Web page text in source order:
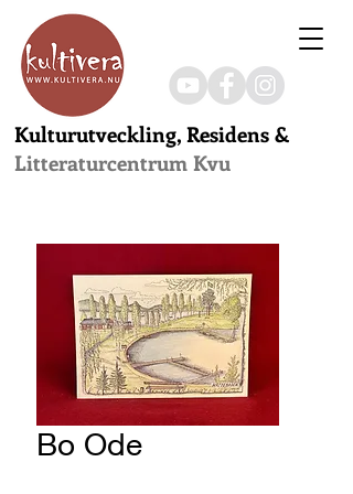
Kulturutveckling, Residens &
Litteraturcentrum Kvu
Bo Ode